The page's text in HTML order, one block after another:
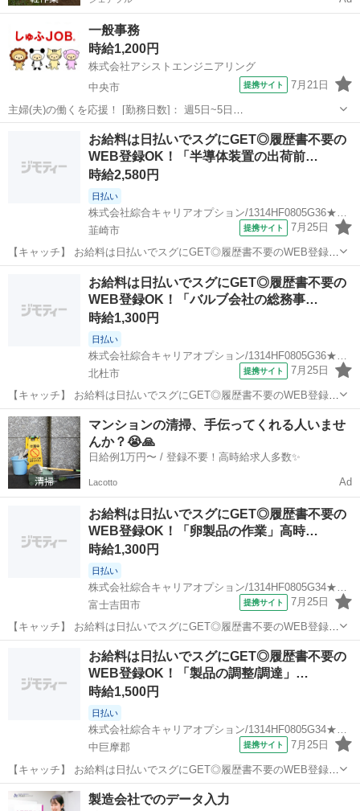
一般事務
時給1,200円
株式会社アシストエンジニアリング
中央市
提携サイト 7月21日
主婦(夫)の働くを応援！ [勤務日数]： 週5日~5日
08:30~17:15/09:00~16:00 [勤務地・最寄駅]： 山梨県中央市山之神流通
団地 株式会社アシストエンジニアリング（派遣元） 小井川駅自動車8
一般事務
お給料は日払いでスグにGET◎履歴書不要の
WEB登録OK！「半導体装置の出荷前…
時給2,580円
日払い
韮崎市
提携サイト 7月25日
【キャッチ】 お給料は日払いでスグにGET◎履歴書不要のWEB登録
OK！「半導体装置の出荷前検証/ソフト確認」高時給2580円！韮崎周
辺！20代～40代のスタッフが多数活躍中★ 【コメント】 製造のお仕
事をお探しにおススメ...
一般事務
お給料は日払いでスグにGET◎履歴書不要の
WEB登録OK！「バルブ会社の総務事…
時給1,300円
日払い
北杜市
提携サイト 7月25日
【キャッチ】 お給料は日払いでスグにGET◎履歴書不要のWEB登録
OK！「バルブ会社の総務事務」高時給1300円！長坂周辺！20代～40
代のスタッフが多数活躍中★ 【コメント】 製造のお仕事をお探しの方
必見！ 「経験ない...
山梨 北杜市
マンションの清掃、手伝ってくれる人いませ
んか？😭🙏
日給例1万円〜 / 登録不要！高時給求人多数✨
Lacotto Ad
お給料は日払いでスグにGET◎履歴書不要の
WEB登録OK！「卵製品の作業」高時…
時給1,300円
日払い
富士吉田市
提携サイト 7月25日
【キャッチ】 お給料は日払いでスグにGET◎履歴書不要のWEB登録
OK！「卵製品の作業」高時給1300円！寿周辺！20代～40代のスタッ
フが多数活躍中★ 【コメント】 製造のお仕事をお探しにおススメ♪
「未経験でも出来る...
富士吉田市 一般事務
お給料は日払いでスグにGET◎履歴書不要の
WEB登録OK！「製品の調整/調達」…
時給1,500円
日払い
株式会社綜合キャリアオプション/1314HF0805G34★66-S
中巨摩郡
提携サイト 7月25日
【キャッチ】 お給料は日払いでスグにGET◎履歴書不要のWEB登録
OK！「製品の調整/調達」高時給1500円！常永周辺！20代～40代のス
タッフが多数活躍中★ 【コメント】 ＼大手人材派遣会社で働きません
山梨 中巨摩郡 一般事務
製造会社でのデータ入力